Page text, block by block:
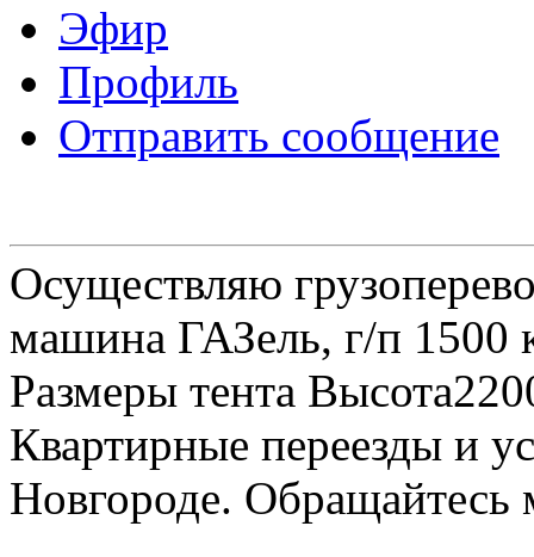
Эфир
Профиль
Отправить сообщение
Осуществляю
машина ГАЗель, г/п 1500
Размеры тента
Квартирные переезды и
Новгороде.